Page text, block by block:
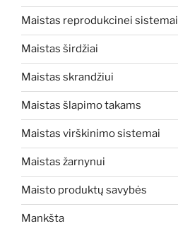
Maistas reprodukcinei sistemai
Maistas širdžiai
Maistas skrandžiui
Maistas šlapimo takams
Maistas virškinimo sistemai
Maistas žarnynui
Maisto produktų savybės
Mankšta